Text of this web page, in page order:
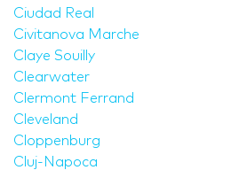
Ciudad Real
Civitanova Marche
Claye Souilly
Clearwater
Clermont Ferrand
Cleveland
Cloppenburg
Cluj-Napoca